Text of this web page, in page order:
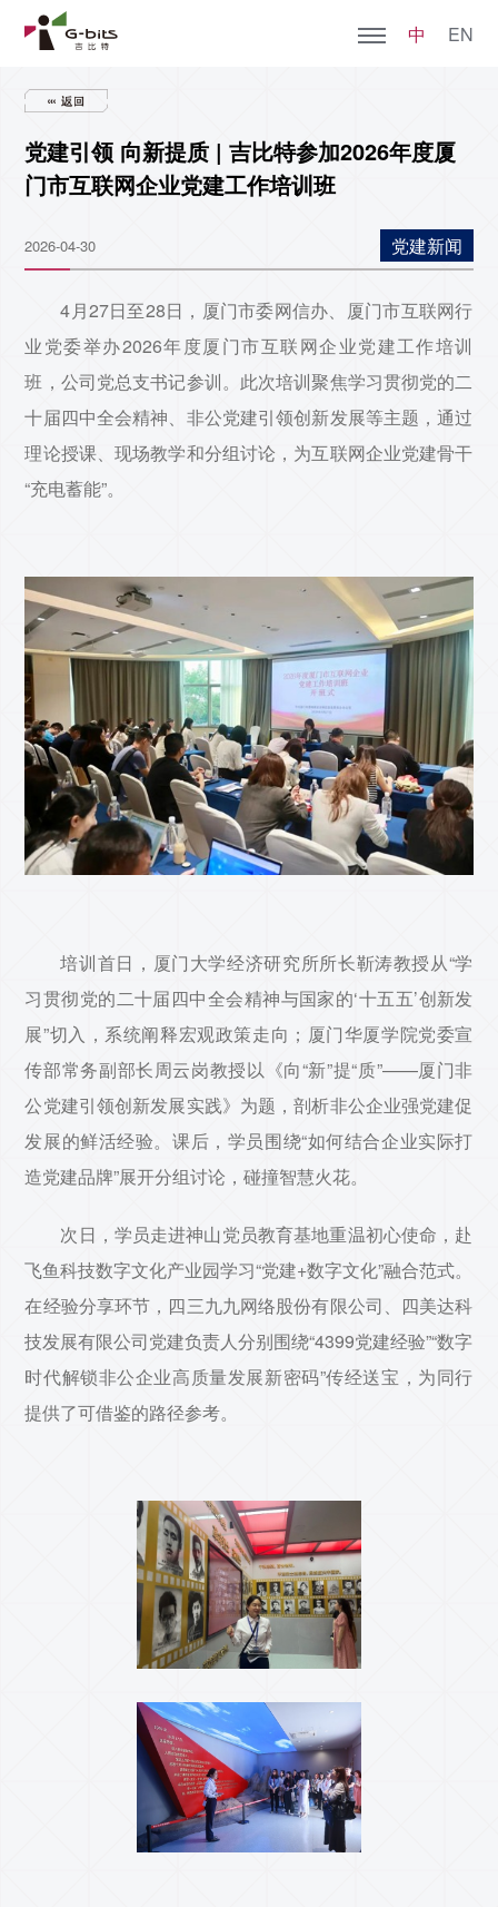
中 EN
关于吉比特
社会责任
新闻动态
党建引领 向新提质 | 吉比特参加2026年度厦
门市互联网企业党建工作培训班
2026-04-30 党建新闻
4月27日至28日，厦门市委网信办、厦门市互联网行
业党委举办2026年度厦门市互联网企业党建工作培训
班，公司党总支书记参训。此次培训聚焦学习贯彻党的二
十届四中全会精神、非公党建引领创新发展等主题，通过
理论授课、现场教学和分组讨论，为互联网企业党建骨干
“充电蓄能”。
培训首日，厦门大学经济研究所所长靳涛教授从“学
习贯彻党的二十届四中全会精神与国家的‘十五五’创新发
展”切入，系统阐释宏观政策走向；厦门华厦学院党委宣
传部常务副部长周云岗教授以《向“新”提“质”——厦门非
公党建引领创新发展实践》为题，剖析非公企业强党建促
发展的鲜活经验。课后，学员围绕“如何结合企业实际打
造党建品牌”展开分组讨论，碰撞智慧火花。
次日，学员走进神山党员教育基地重温初心使命，赴
飞鱼科技数字文化产业园学习“党建+数字文化”融合范式。
在经验分享环节，四三九九网络股份有限公司、四美达科
技发展有限公司党建负责人分别围绕“4399党建经验”“数字
时代解锁非公企业高质量发展新密码”传经送宝，为同行
提供了可借鉴的路径参考。